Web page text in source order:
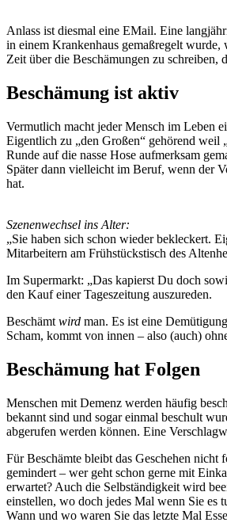
Anlass ist diesmal eine EMail. Eine
in einem Krankenhaus gemaßregelt
Zeit über die Beschämungen zu
Beschämung ist aktiv
Vermutlich macht jeder Mensch im Leben
Eigentlich zu „den Großen“ gehörend weil
Runde auf die nasse Hose aufmerksam
Später dann vielleicht im Beruf, wenn der
hat.
Szenenwechsel ins Alter:
„Sie haben sich schon wieder bekleckert.
Mitarbeitern am Frühstückstisch des
Im Supermarkt: „Das kapierst Du doch
den Kauf einer Tageszeitung auszureden.
Beschämt wird man. Es ist eine
Scham, kommt von innen – also (auch)
Beschämung hat Folgen
Menschen mit Demenz werden häufig
bekannt sind und sogar einmal beschult
abgerufen werden können. Eine
Für Beschämte bleibt das Geschehen
gemindert – wer geht schon gerne mit
erwartet? Auch die Selbständigkeit wird
einstellen, wo doch jedes Mal wenn Sie es
Wann und wo waren Sie das letzte Mal